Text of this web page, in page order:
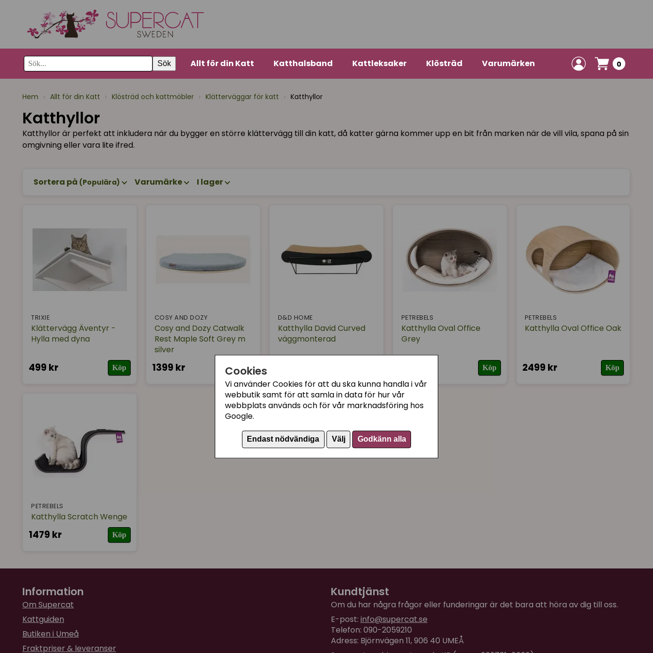
Cookies
Vi använder Cookies för att du ska kunna handla i vår
webbutik samt för att samla in data för hur vår
webbplats används och för vår marknadsföring hos
Google.
Endast nödvändiga Välj Godkänn alla
Sök Allt för din Katt Katthalsband Kattleksaker Klösträd Varumärken 0
Hem › Allt för din Katt › Klösträd och kattmöbler › Klätterväggar för katt › Katthyllor
Katthyllor
Katthyllor är perfekt att inkludera när du bygger en större klättervägg till din katt, då katter gärna kommer upp en bit från marken när de vill vila, spana på sin
omgivning eller vara lite ifred.
Sortera på (Populära) Varumärke I lager
TRIXIE
Klättervägg Äventyr -
Hylla med dyna
499 kr Köp
COSY AND DOZY
Cosy and Dozy Catwalk
Rest Maple Soft Grey m
silver
1399 kr Köp
D&D HOME
Katthylla David Curved
väggmonterad
PETREBELS
Katthylla Oval Office
Grey
Köp
PETREBELS
Katthylla Oval Office Oak
2499 kr Köp
PETREBELS
Katthylla Scratch Wenge
1479 kr Köp
Information
Om Supercat
Kattguiden
Butiken i Umeå
Fraktpriser & leveranser
Kundtjänst
Om du har några frågor eller funderingar är det bara att höra av dig till oss.
E-post: info@supercat.se
Telefon: 090-2059210
Adress: Björnvägen 11, 906 40 UMEÅ